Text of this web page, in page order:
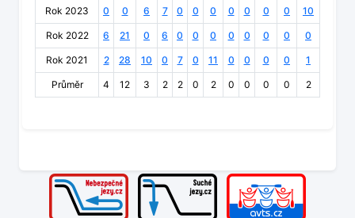
Rok 2023 0 0 6 7 0 0 0 0 0 0 0 10
Rok 2022 6 21 0 6 0 0 0 0 0 0 0 0
Rok 2021 2 28 10 0 7 0 11 0 0 0 0 1
Průměr 4 12 3 2 2 0 2 0 0 0 0 2